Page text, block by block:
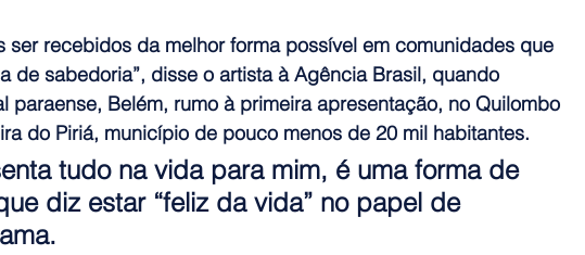
ser recebidos da melhor forma possível em comunidades que
de sabedoria”, disse o artista à Agência Brasil, quando
paraense, Belém, rumo à primeira apresentação, no Quilombo
do Piriá, município de pouco menos de 20 mil habitantes.
tudo na vida para mim, é uma forma de
diz estar “feliz da vida” no papel de